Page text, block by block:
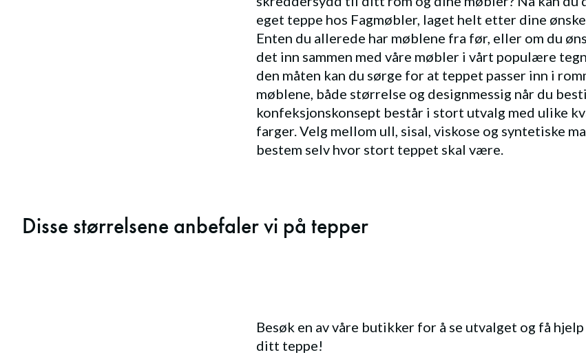
eget teppe hos Fagmøbler, laget helt etter dine
Enten du allerede har møblene fra før, eller om du
det inn sammen med våre møbler i vårt populære
den måten kan du sørge for at teppet passer inn i
møblene, både størrelse og designmessig når du
konfeksjonskonsept består i stort utvalg med ulike
farger. Velg mellom ull, sisal, viskose og syntetiske
bestem selv hvor stort teppet skal være.
Disse størrelsene anbefaler vi på tepper
Besøk en av våre butikker for å se utvalget og få
ditt teppe!